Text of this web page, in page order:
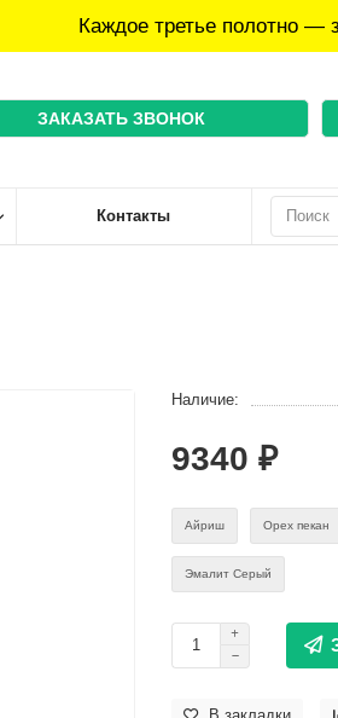
Каждое третье полотно —
ЗАКАЗАТЬ ЗВОНОК
Контакты
Наличие:
9340 ₽
Айриш Орех пекан
Эмалит Серый